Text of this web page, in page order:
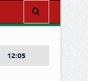
12:05